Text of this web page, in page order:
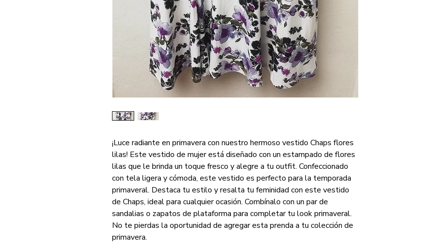
¡Luce radiante en primavera con nuestro hermoso vestido Chaps flores
lilas! Este vestido de mujer está diseñado con un estampado de flores
lilas que le brinda un toque fresco y alegre a tu outfit. Confeccionado
con tela ligera y cómoda, este vestido es perfecto para la temporada
primaveral. Destaca tu estilo y resalta tu feminidad con este vestido
de Chaps, ideal para cualquier ocasión. Combínalo con un par de
sandalias o zapatos de plataforma para completar tu look primaveral.
No te pierdas la oportunidad de agregar esta prenda a tu colección de
primavera.